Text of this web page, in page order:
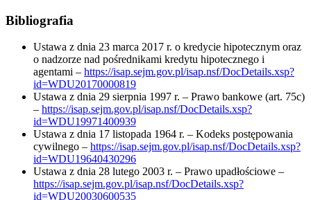
Bibliografia
Ustawa z dnia 23 marca 2017 r. o kredycie hipotecznym oraz
o nadzorze nad pośrednikami kredytu hipotecznego i
agentami – https://isap.sejm.gov.pl/isap.nsf/DocDetails.xsp?
id=WDU20170000819
Ustawa z dnia 29 sierpnia 1997 r. – Prawo bankowe (art. 75c)
– https://isap.sejm.gov.pl/isap.nsf/DocDetails.xsp?
id=WDU19971400939
Ustawa z dnia 17 listopada 1964 r. – Kodeks postępowania
cywilnego – https://isap.sejm.gov.pl/isap.nsf/DocDetails.xsp?
id=WDU19640430296
Ustawa z dnia 28 lutego 2003 r. – Prawo upadłościowe –
https://isap.sejm.gov.pl/isap.nsf/DocDetails.xsp?
id=WDU20030600535